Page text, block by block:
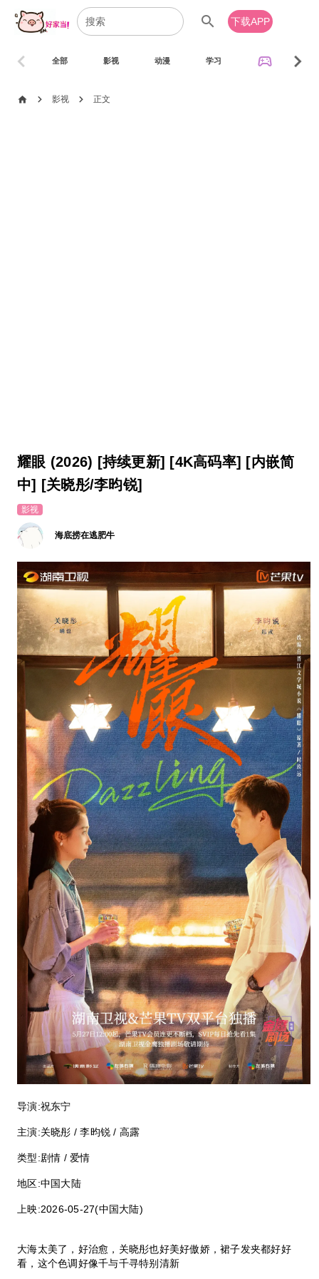
search 下载APP
全部 影视 动漫 学习 sports_esports
chevron_left chevron_right
home chevron_right 影视 chevron_right 正文
耀眼 (2026) [持续更新] [4K高码率] [内嵌简
中] [关晓彤/李昀锐]
影视
海底捞在逃肥牛
导演:祝东宁
主演:关晓彤 / 李昀锐 / 高露
类型:剧情 / 爱情
地区:中国大陆
上映:2026-05-27(中国大陆)
大海太美了，好治愈，关晓彤也好美好傲娇，裙子发夹都好好
看，这个色调好像千与千寻特别清新